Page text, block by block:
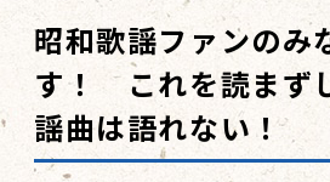
昭和歌謡ファンのみ
す！ これを読まず
謡曲は語れない！